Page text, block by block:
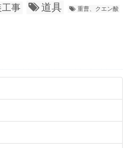
事 道具 重曹、クエン酸